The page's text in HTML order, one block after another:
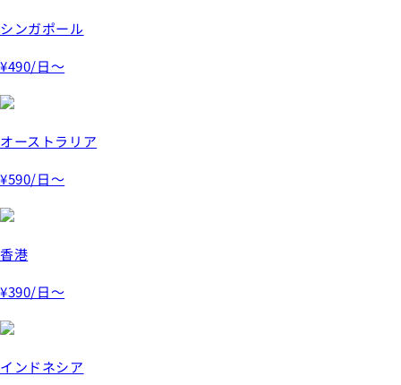
シンガポール
¥490/日～
オーストラリア
¥590/日～
香港
¥390/日～
インドネシア